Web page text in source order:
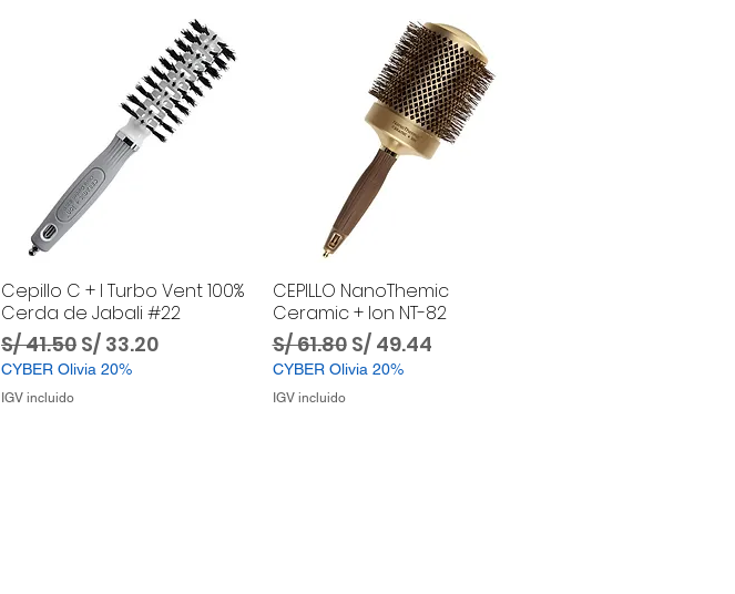
Cepillo C + I Turbo Vent 100%
Cerda de Jabali #22
Precio
S/ 41.50 Precio de oferta
S/ 33.20
CYBER Olivia 20%
IGV incluido
CEPILLO NanoThemic
Ceramic + Ion NT-82
Precio
S/ 61.80 Precio de oferta
S/ 49.44
CYBER Olivia 20%
IGV incluido